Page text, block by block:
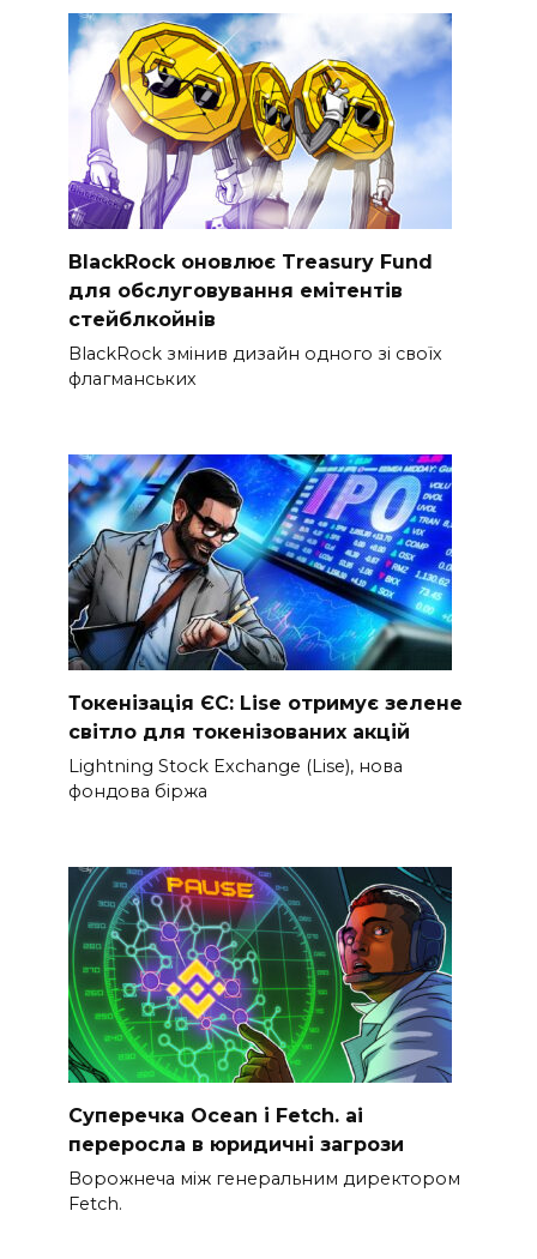
BlackRock оновлює Treasury Fund
для обслуговування емітентів
стейблкойнів
BlackRock змінив дизайн одного зі своїх
флагманських
Токенізація ЄС: Lise отримує зелене
світло для токенізованих акцій
Lightning Stock Exchange (Lise), нова
фондова біржа
Суперечка Ocean і Fetch. ai
переросла в юридичні загрози
Ворожнеча між генеральним директором
Fetch.